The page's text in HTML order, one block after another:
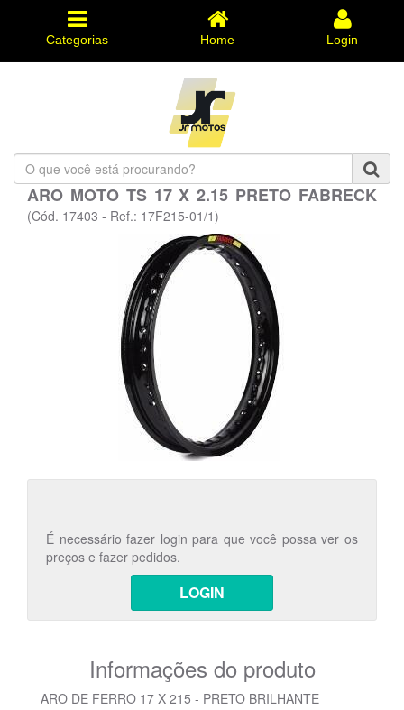
Categorias Home Login
O
que
você
está
ARO MOTO TS 17 X 2.15 PRETO FABRECK
(Cód. 17403 - Ref.: 17F215-01/1)
É necessário fazer login para que você possa ver os
preços e fazer pedidos.
LOGIN
Informações do produto
ARO DE FERRO 17 X 215 - PRETO BRILHANTE